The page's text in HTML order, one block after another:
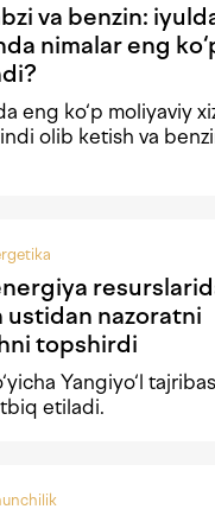
va benzin:
nimalar eng
eng ko‘p moliyaviy
olib ketish va
ustidan nazoratni
topshirdi
Yangiyo‘l
etiladi.